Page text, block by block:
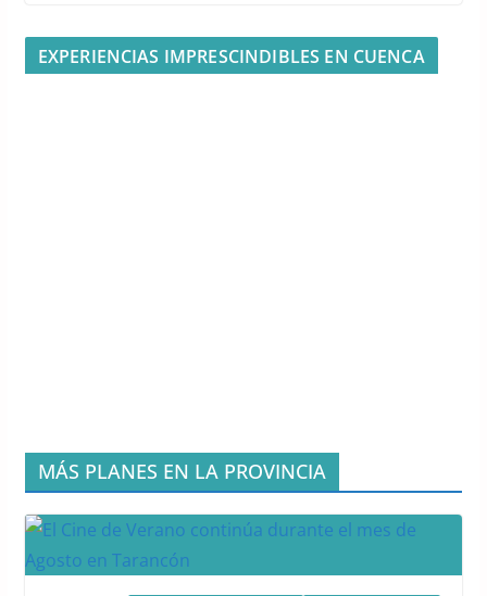
EXPERIENCIAS IMPRESCINDIBLES EN CUENCA
MÁS PLANES EN LA PROVINCIA